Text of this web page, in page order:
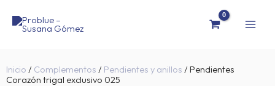
contenido
Inicio / Complementos / Pendientes y anillos / Pendientes
Corazón trigal exclusivo 025